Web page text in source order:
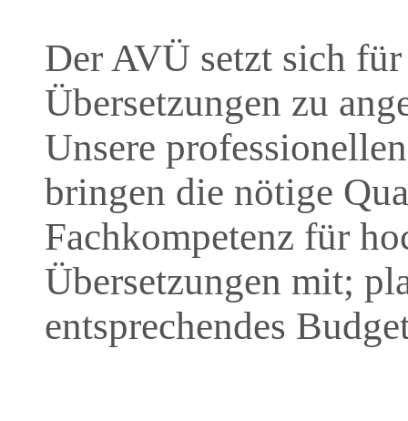
Der AVÜ setzt sich
Übersetzungen zu
Unsere
bringen die nötige
Fachkompetenz für
Übersetzungen mit;
entsprechendes